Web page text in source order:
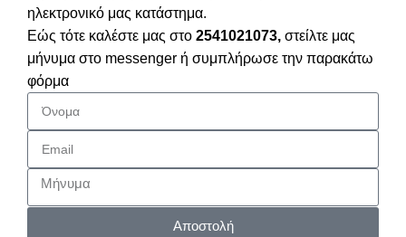
ηλεκτρονικό μας κατάστημα.
Εώς τότε καλέστε μας στο 2541021073, στείλτε μας
μήνυμα στο messenger ή συμπλήρωσε την παρακάτω
φόρμα
Αποστολή